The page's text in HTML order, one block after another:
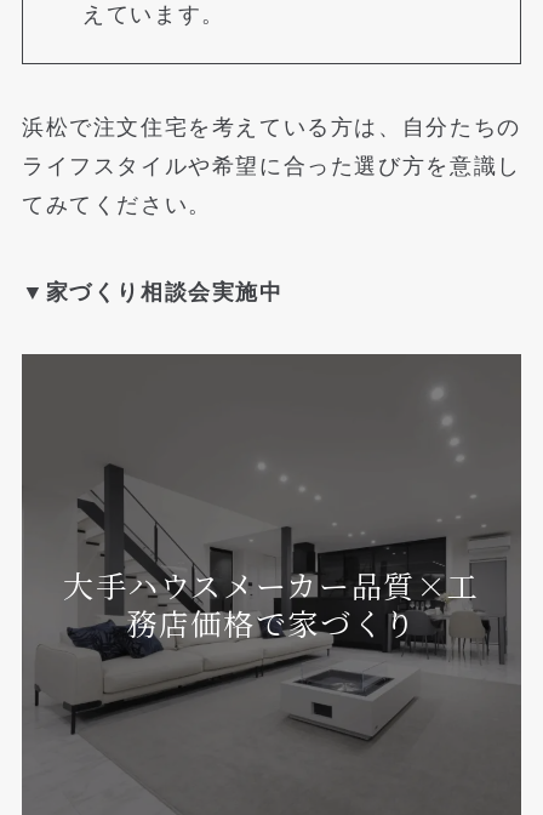
えています。
浜松で注文住宅を考えている方は、自分たちの
ライフスタイルや希望に合った選び方を意識し
てみてください。
▼家づくり相談会実施中
大手ハウスメーカー品質×工
務店価格で家づくり